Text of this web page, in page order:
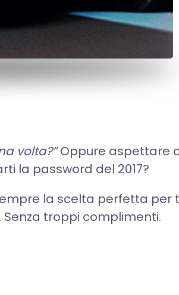
volta?”Oppure aspettare
la password del 2017?
la scelta perfetta per
troppi complimenti.